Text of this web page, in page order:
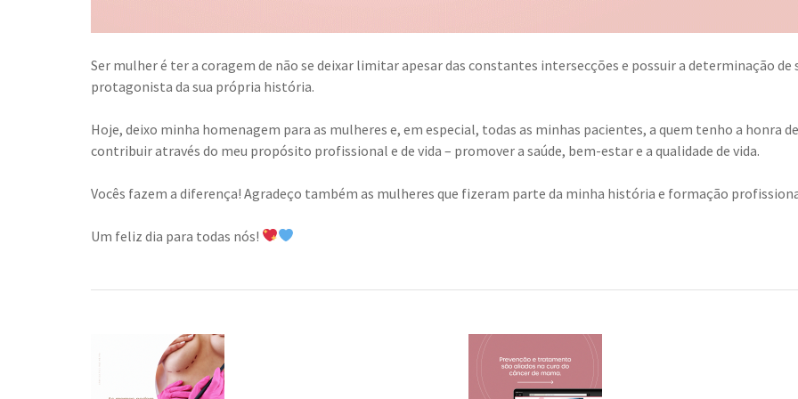
Ser mulher é ter a coragem de não se deixar limitar apesar das constantes intersecções e possuir a determinação de
protagonista da sua própria história.
Hoje, deixo minha homenagem para as mulheres e, em especial, todas as minhas pacientes, a quem tenho a honra de
contribuir através do meu propósito profissional e de vida – promover a saúde, bem-estar e a qualidade de vida.
Vocês fazem a diferença! Agradeço também as mulheres que fizeram parte da minha história e formação
Um feliz dia para todas nós!